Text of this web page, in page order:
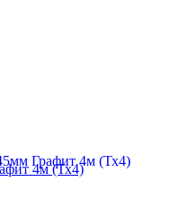
4м (Тх4)